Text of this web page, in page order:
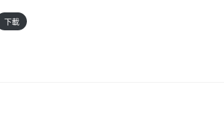
下載